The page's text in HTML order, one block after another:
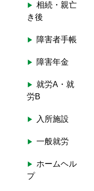
相続・親亡
き後
障害者手帳
障害年金
就労A・就
労B
入所施設
一般就労
ホームヘル
プ